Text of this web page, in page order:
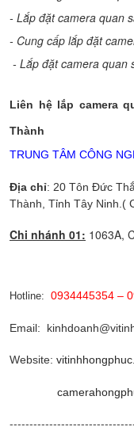
- Lắp đặt camera quan
- Cung cấp lắp đặt
- Lắp đặt camera quan
Liên hệ lắp camera
Thành
TRUNG TÂM CÔNG
Địa chỉ: 20 Tôn Đức
Thành, Tỉnh Tây Ninh. (
Chi nhánh 01: 1063A,
Hotline: 0934445354 –
Email:
Website: